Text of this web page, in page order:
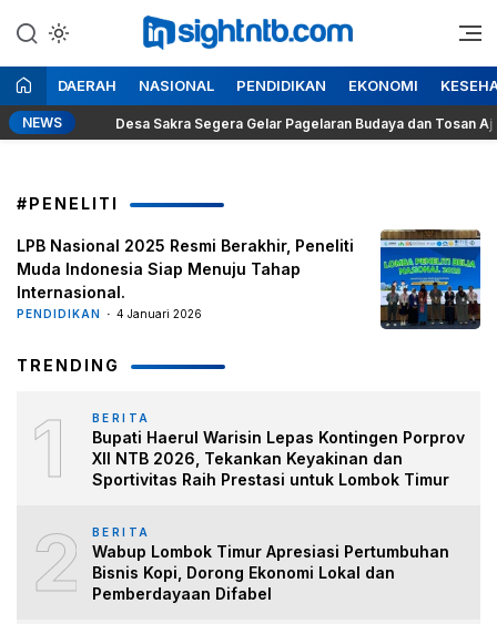
ke
konten
Insight NTB
Berita Seputar NTB
DAERAH NASIONAL PENDIDIKAN EKONOMI
NEWS Desa Sakra Segera Gelar Pagelaran Budaya dan Tosan Aji
#PENELITI
LPB Nasional 2025 Resmi Berakhir, Peneliti
Muda Indonesia Siap Menuju Tahap
Internasional.
PENDIDIKAN 4 Januari 2026
TRENDING
1 BERITA
Bupati Haerul Warisin Lepas Kontingen Porprov
XII NTB 2026, Tekankan Keyakinan dan
Sportivitas Raih Prestasi untuk Lombok Timur
2 BERITA
Wabup Lombok Timur Apresiasi Pertumbuhan
Bisnis Kopi, Dorong Ekonomi Lokal dan
Pemberdayaan Difabel